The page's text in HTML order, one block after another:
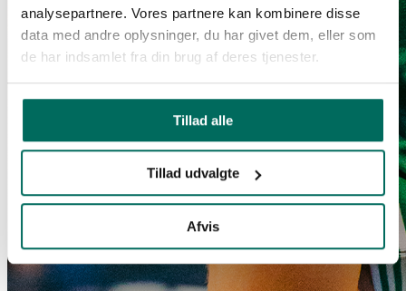
analysepartnere. Vores partnere kan kombinere disse
data med andre oplysninger, du har givet dem, eller som
de har indsamlet fra din brug af deres tjenester.
Tillad alle
Tillad udvalgte
Afvis